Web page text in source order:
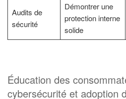
Audits de
sécurité
Démontrer une
protection interne
solide
Éducation des
cybersécurité et adoption